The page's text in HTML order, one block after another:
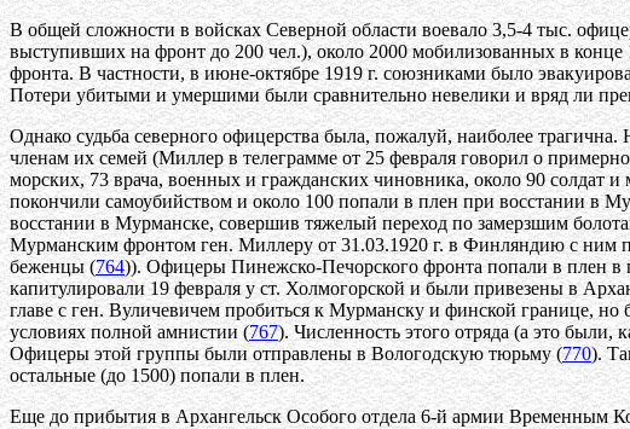
В общей сложности в войсках Северной области воевало 3,5-4 тыс.
выступивших на фронт до 200 чел.), около 2000 мобилизованных в
фронта. В частности, в июне-октябре 1919 г. союзниками было
Потери убитыми и умершими были сравнительно невелики и вряд ли
Однако судьба северного офицерства была, пожалуй, наиболее
членам их семей (Миллер в телеграмме от 25 февраля говорил о
морских, 73 врача, военных и гражданских чиновника, около 90 солдат
покончили самоубийством и около 100 попали в плен при восстании в
восстании в Мурманске, совершив тяжелый переход по замерзшим
Мурманским фронтом ген. Миллеру от 31.03.1920 г. в Финляндию с ним
беженцы (764)). Офицеры Пинежско-Печорского фронта попали в плен в
капитулировали 19 февраля у ст. Холмогорской и были привезены в
главе с ген. Вуличевичем пробиться к Мурманску и финской границе,
условиях полной амнистии (767). Численность этого отряда (а это
Офицеры этой группы были отправлены в Вологодскую тюрьму (770).
остальные (до 1500) попали в плен.
Еще до прибытия в Архангельск Особого отдела 6-й армии Временным